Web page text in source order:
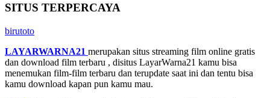
SITUS TERPERCAYA
birutoto
LAYARWARNA21 merupakan situs streaming film online gratis
dan download film terbaru , disitus LayarWarna21 kamu bisa
menemukan film-film terbaru dan terupdate saat ini dan tentu bisa
kamu download kapan pun kamu mau.